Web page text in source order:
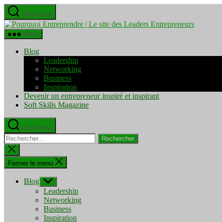
Aller
au
contenu
Recherche
Pourquoi
Menu
Blog
Leadership
Networking
Business
Inspiration
Devenir un entrepreneur inspiré et inspirant
Soft Skills Magazine
Recherche
Rechercher :
Fermer
la
recherche
Fermer le menu
Blog Afficher
le
sous-
menu
Leadership
Networking
Business
Inspiration